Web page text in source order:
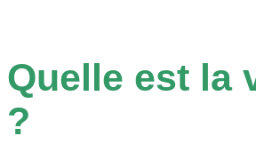
Quelle est la
?